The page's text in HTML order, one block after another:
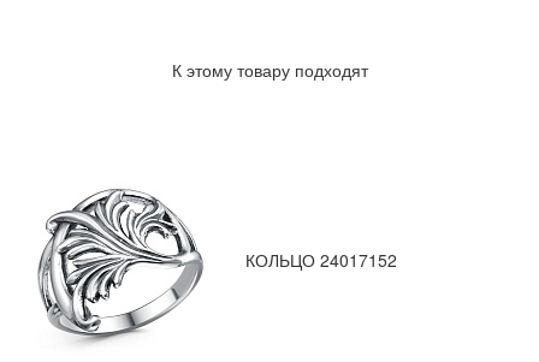
К этому товару подходят
КОЛЬЦО 24017152